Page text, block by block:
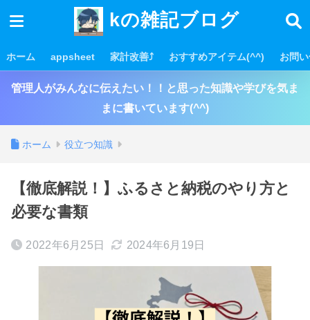
kの雑記ブログ
ホーム appsheet 家計改善⤴ おすすめアイテム(^^) お問
管理人がみんなに伝えたい！！と思った知識や学びを気ま
まに書いています(^^)
ホーム 役立つ知識
【徹底解説！】ふるさと納税のやり方と
必要な書類
2022年6月25日 2024年6月19日